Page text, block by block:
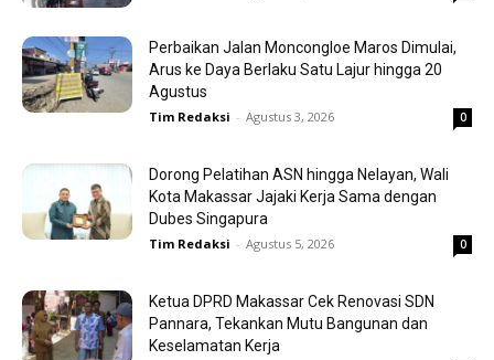
Perbaikan Jalan Moncongloe Maros Dimulai,
Arus ke Daya Berlaku Satu Lajur hingga 20
Agustus
Tim Redaksi - Agustus 3, 2026 0
Dorong Pelatihan ASN hingga Nelayan, Wali
Kota Makassar Jajaki Kerja Sama dengan
Dubes Singapura
Tim Redaksi - Agustus 5, 2026 0
Ketua DPRD Makassar Cek Renovasi SDN
Pannara, Tekankan Mutu Bangunan dan
Keselamatan Kerja